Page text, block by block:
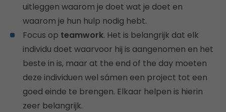
uitleggen waarom je doet wat je doet en
waarom je hun hulp nodig hebt.
Focus op teamwork. Het is belangrijk dat elk
individu doet waarvoor hij is aangenomen en het
beste in is, maar at the end of the day moeten
deze individuen wel sámen een project tot een
goed einde te brengen. Elkaar helpen is hierin
zeer belangrijk.